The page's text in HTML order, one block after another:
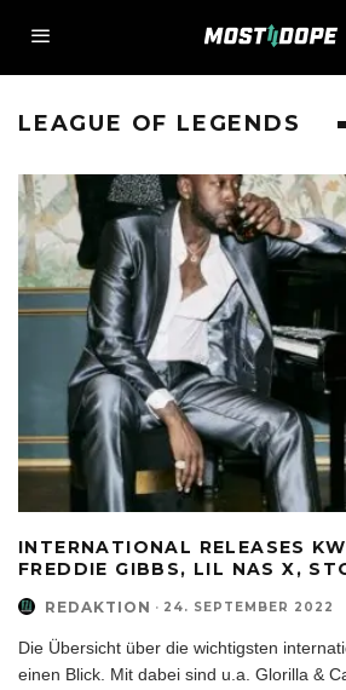
LEAGUE OF LEGENDS
INTERNATIONAL RELEASES
FREDDIE GIBBS, LIL NAS X,
REDAKTION · 24. SEPTEMBER 2022
Die Übersicht über die wichtigsten
einen Blick. Mit dabei sind u.a. Glorilla &